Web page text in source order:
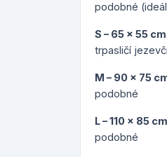
podobné
S – 65 x 55 cm
trpasličí
M – 90 x 75
podobné
L – 110 x 85 cm
podobné